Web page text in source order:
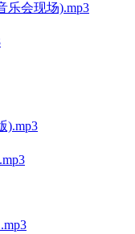
乐会现场).mp3
).mp3